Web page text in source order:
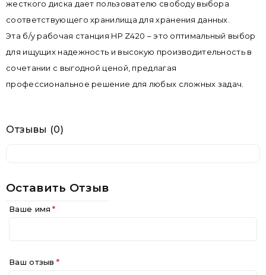
жесткого диска дает пользователю свободу выбора
соответствующего хранилища для хранения данных.
Эта б/у рабочая станция HP Z420 – это оптимальный выбор
для ищущих надежность и высокую производительность в
сочетании с выгодной ценой, предлагая
профессиональное решение для любых сложных задач.
Отзывы (0)
Оставить Отзыв
Ваше имя
Ваш отзыв